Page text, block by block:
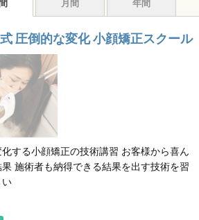
近畿
月間 年間
圧倒的な変化 小顔矯正スクール
する小顔矯正の技術講習 お客様から喜ん
施術者も納得できる結果を出す技術を習
い